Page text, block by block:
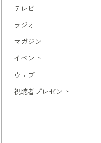
テレビ
ラジオ
マガジン
イベント
ウェブ
視聴者プレゼント